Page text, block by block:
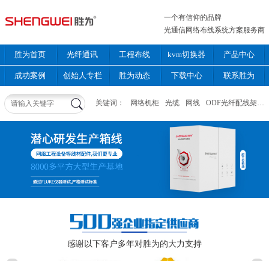
一个有信仰的品牌
光通信网络布线系统方案服务商
胜为首页 光纤通讯 工程布线 kvm切换器 产品中心
成功案例 创始人专栏 胜为动态 下载中心 联系胜为
关键词： 网络机柜 光缆 网线 ODF光纤配线架
感谢以下客户多年对胜为的大力支持